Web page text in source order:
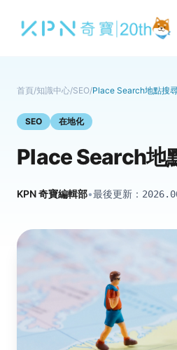
首頁/知識中心/SEO/Place Search地點搜
SEO 在地化
Place Search地
KPN 奇寶編輯部•最後更新：